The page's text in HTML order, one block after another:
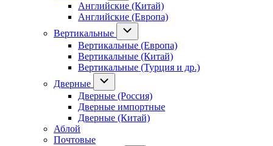
Английские (Китай)
Английские (Европа)
Вертикальные
Вертикальные (Европа)
Вертикальные (Китай)
Вертикальные (Турция и др.)
Дверные
Дверные (Россия)
Дверные импортные
Дверные (Китай)
Аблой
Почтовые